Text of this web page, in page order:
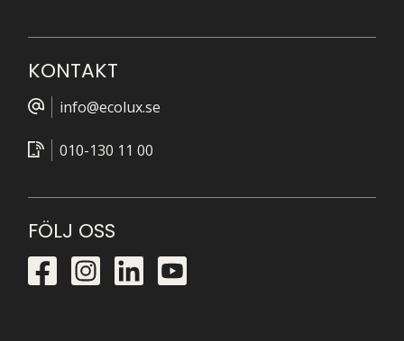
KONTAKT
info@ecolux.se
010-130 11 00
FÖLJ OSS